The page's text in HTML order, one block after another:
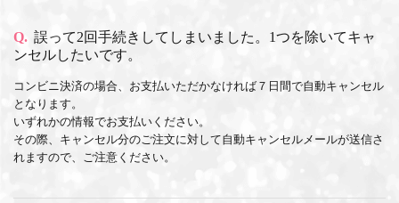
Q. 誤って2回手続きしてしまいました。1つを除いてキャ
ンセルしたいです。
コンビニ決済の場合、お支払いただかなければ７日間で自動キャンセル
となります。
いずれかの情報でお支払いください。
その際、キャンセル分のご注文に対して自動キャンセルメールが送信さ
れますので、ご注意ください。